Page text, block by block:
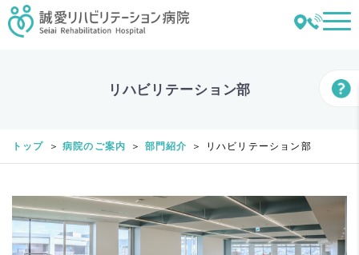
リハビリテーション部
トップ 病院のご案内 部門紹介 リハビリテーション部